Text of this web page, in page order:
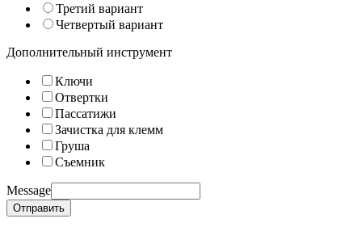
Третий вариант
Четвертый вариант
Дополнительный инструмент
Ключи
Отвертки
Пассатижи
Зачистка для клемм
Груша
Съемник
Message
Отправить